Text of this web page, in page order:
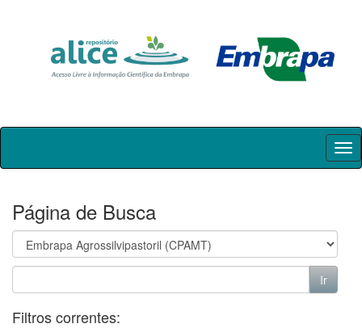
Skip
Página de Busca
Filtros correntes: